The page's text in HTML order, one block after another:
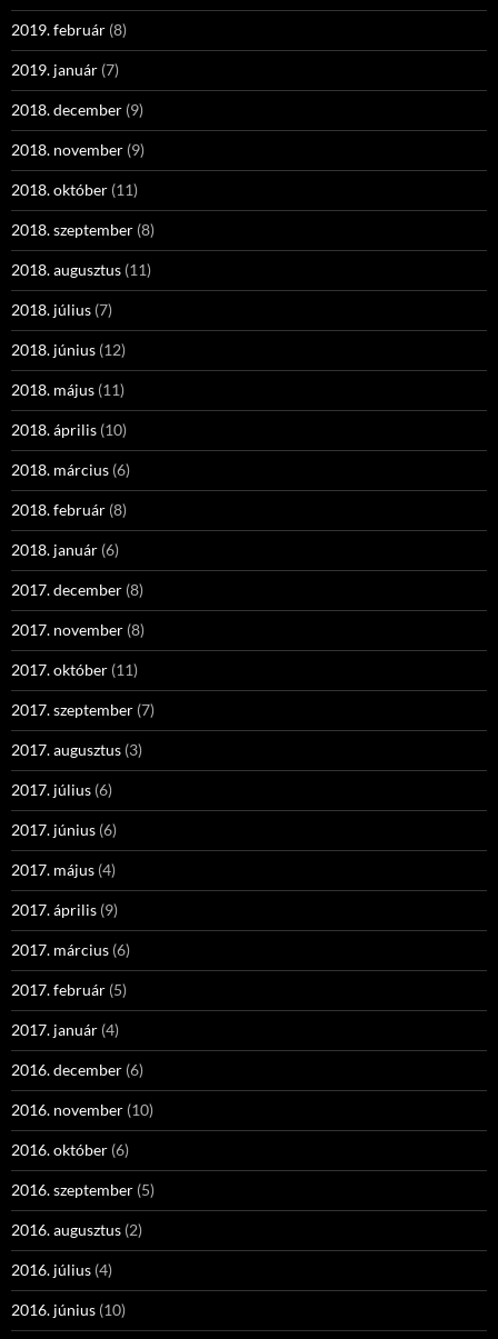
2019. február (8)
2019. január (7)
2018. december (9)
2018. november (9)
2018. október (11)
2018. szeptember (8)
2018. augusztus (11)
2018. július (7)
2018. június (12)
2018. május (11)
2018. április (10)
2018. március (6)
2018. február (8)
2018. január (6)
2017. december (8)
2017. november (8)
2017. október (11)
2017. szeptember (7)
2017. augusztus (3)
2017. július (6)
2017. június (6)
2017. május (4)
2017. április (9)
2017. március (6)
2017. február (5)
2017. január (4)
2016. december (6)
2016. november (10)
2016. október (6)
2016. szeptember (5)
2016. augusztus (2)
2016. július (4)
2016. június (10)